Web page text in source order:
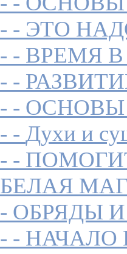
- - ЭТО
- - ВРЕМЯ
- -
- -
- - Духи и
- -
БЕЛАЯ
- ОБРЯДЫ
- - НАЧАЛО